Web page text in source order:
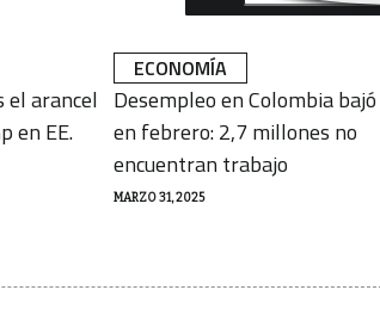
el arancel
en EE.
ECONOMÍA
MARZO 31, 2025
Desempleo en Colombia bajó
en febrero: 2,7 millones no
encuentran trabajo